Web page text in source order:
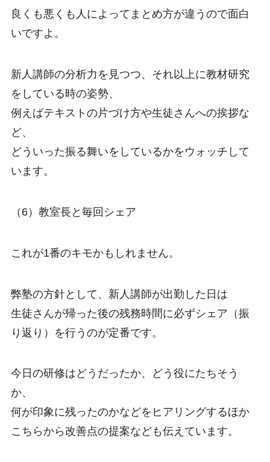
良くも悪くも人によってまとめ方が違うので面白
いですよ。
新人講師の分析力を見つつ、それ以上に教材研究
をしている時の姿勢、
例えばテキストの片づけ方や生徒さんへの挨拶な
ど、
どういった振る舞いをしているかをウォッチして
います。
（6）教室長と毎回シェア
これが1番のキモかもしれません。
弊塾の方針として、新人講師が出勤した日は
生徒さんが帰った後の残務時間に必ずシェア（振
り返り）を行うのが定番です。
今日の研修はどうだったか、どう役にたちそう
か、
何が印象に残ったのかなどをヒアリングするほか
こちらから改善点の提案なども伝えています。